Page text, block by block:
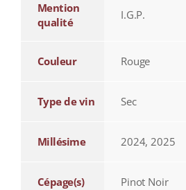
Mention
qualité
I.G.P.
Couleur Rouge
Type de vin Sec
Millésime 2024, 2025
Cépage(s) Pinot Noir